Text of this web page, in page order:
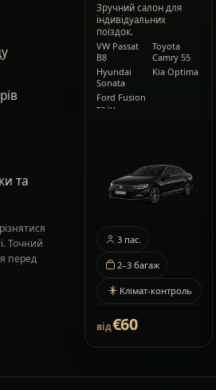
та
Точний
перед
Зручний салон для
індивідуальних
поїздок.
VW Passat
B8
Toyota
Camry 55
Hyundai
Sonata
Kia Optima
Ford Fusion
та ін.
3 пас.
2–3 багаж
Клімат-контроль
від€60